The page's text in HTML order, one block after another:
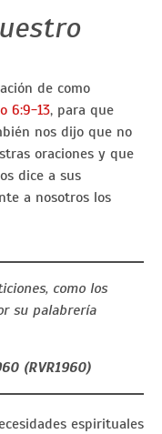
de como
6:9-13, para que
nos dijo que no
oraciones y que
dice a sus
a nosotros los
como los
su palabrería
(RVR1960)
espirituales